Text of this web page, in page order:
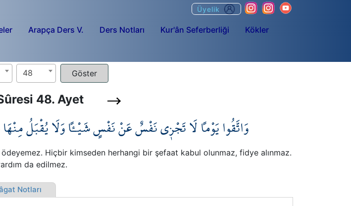
Arapça Ders V. Ders Notları Kur'ân Seferberliği Kökler
Üyelik
48
48. Ayet
وَاتَّقُوا يَوْماً لَا تَجْز۪ي نَفْسٌ عَنْ نَفْسٍ شَيْـٔاً وَلَا يُقْبَلُ
Hiçbir kimseden herhangi bir şefaat kabul olunmaz, fidye alınmaz.
da edilmez.
Notları